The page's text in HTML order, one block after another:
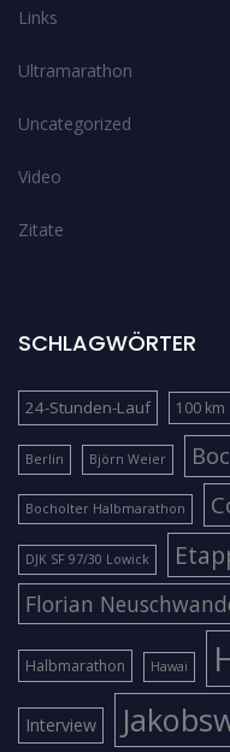
Links
Ultramarathon
Uncategorized
Video
Zitate
SCHLAGWÖRTER
24-Stunden-Lauf 100 km
Berlin Björn Weier
Bocholter Halbmarathon
DJK SF 97/30 Lowick
Florian
Halbmarathon Hawai
Interview